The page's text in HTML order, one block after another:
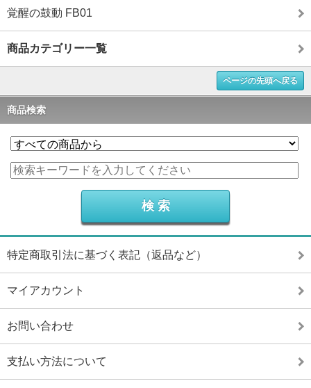
覚醒の鼓動 FB01
商品カテゴリー一覧
ページの先頭へ戻る
商品検索
特定商取引法に基づく表記（返品など）
マイアカウント
お問い合わせ
支払い方法について